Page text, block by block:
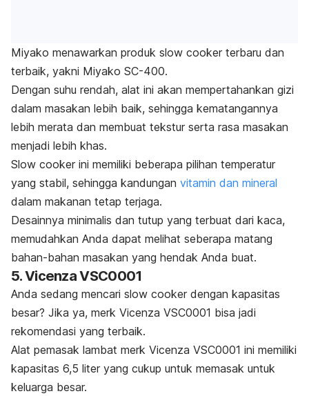
Miyako menawarkan produk slow cooker terbaru dan
terbaik, yakni Miyako SC-400.
Dengan suhu rendah, alat ini akan mempertahankan gizi
dalam masakan lebih baik, sehingga kematangannya
lebih merata dan membuat tekstur serta rasa masakan
menjadi lebih khas.
Slow cooker ini memiliki beberapa pilihan temperatur
yang stabil, sehingga kandungan vitamin dan mineral
dalam makanan tetap terjaga.
Desainnya minimalis dan tutup yang terbuat dari kaca,
memudahkan Anda dapat melihat seberapa matang
bahan-bahan masakan yang hendak Anda buat.
5. Vicenza VSC0001
Anda sedang mencari slow cooker dengan kapasitas
besar? Jika ya, merk Vicenza VSC0001 bisa jadi
rekomendasi yang terbaik.
Alat pemasak lambat merk Vicenza VSC0001 ini memiliki
kapasitas 6,5 liter yang cukup untuk memasak untuk
keluarga besar.